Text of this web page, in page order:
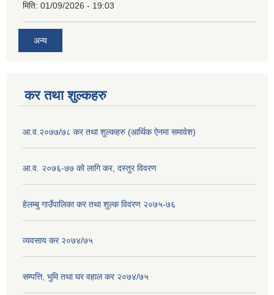
मिति: 01/09/2026 - 19:03
अन्य
कर तथा शुल्कहरु
आ.व.२०७७/७८ कर तथा शुल्कहरु (आर्थिक ऐनमा समावेश)
आ.व. २०७६-७७ को लागि कर, दस्तुर विवरण
हेलम्बु गाउँपालिका कर तथा शुल्क विवरण २०७५-७६
व्यवसाय कर २०७४/७५
सम्पत्ति, भुमि तथा घर वहाल कर २०७४/७५